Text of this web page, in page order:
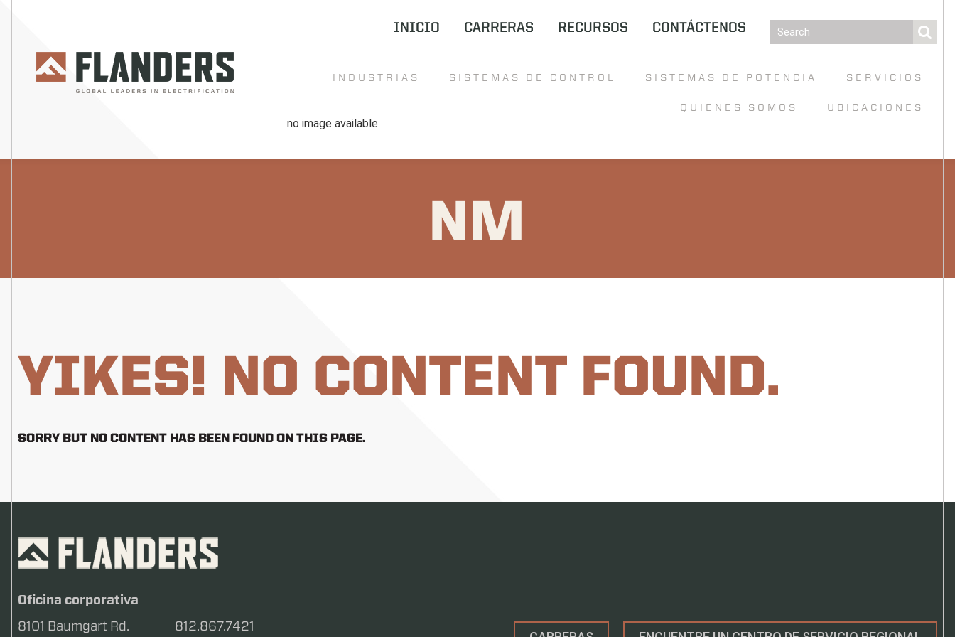
INICIO CARRERAS RECURSOS CONTÁCTENOS
INDUSTRIAS SISTEMAS DE CONTROL SISTEMAS DE POTENCIA SERVICIOS
QUIENES SOMOS UBICACIONES
NM
YIKES! NO CONTENT FOUND.
SORRY BUT NO CONTENT HAS BEEN FOUND ON THIS PAGE.
Oficina corporativa
8101 Baumgart Rd.
812.867.7421